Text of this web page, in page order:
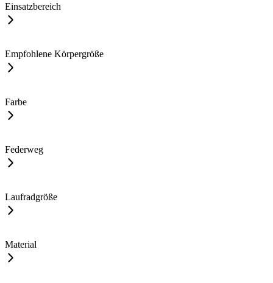
Einsatzbereich
Empfohlene Körpergröße
Farbe
Federweg
Laufradgröße
Material